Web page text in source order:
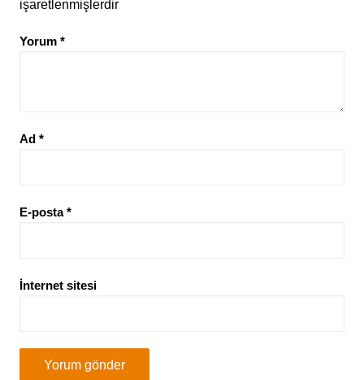
işaretlenmişlerdir
Yorum *
Ad *
E-posta*
İnternet sitesi